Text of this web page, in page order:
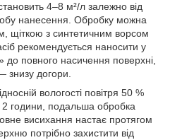
4–8 м²/л залежно від
нанесення. Обробку можна
щіткою з синтетичним ворсом
рекомендується наносити у
повного насичення поверхні,
знизу догори.
вологості повітря 50 %
2 години, подальша обробка
висихання настає протягом
потрібно захистити від